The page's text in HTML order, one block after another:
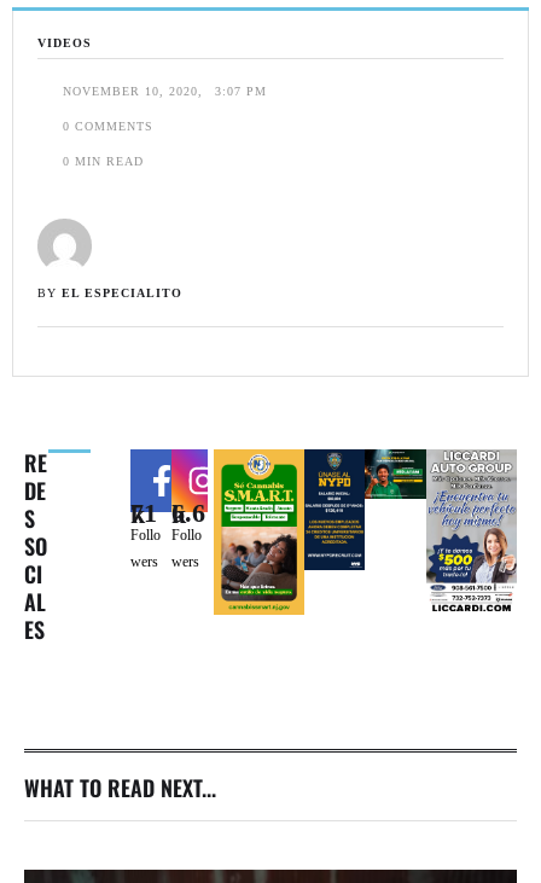
VIDEOS
NOVEMBER 10, 2020 3:07 PM
0 COMMENTS
0 MIN READ
BY EL ESPECIALITO
RE
DE
S
SO
CI
AL
ES
71k
Follo
wers
6.6k
Follo
wers
WHAT TO READ NEXT...